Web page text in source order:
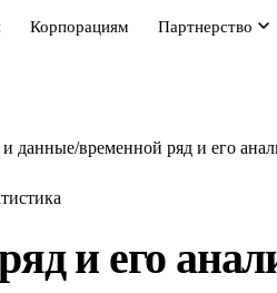
Корпорациям Партнерство
и данные/временной ряд и его
и его